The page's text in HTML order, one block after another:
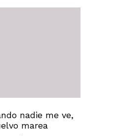
nadie me ve,
marea